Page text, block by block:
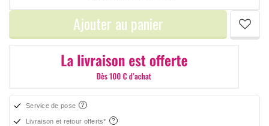
Ajouter au panier
Service de pose
Livraison et retour offerts*